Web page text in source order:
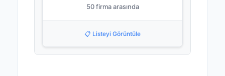
50 firma arasında
📋 Listeyi Görüntüle